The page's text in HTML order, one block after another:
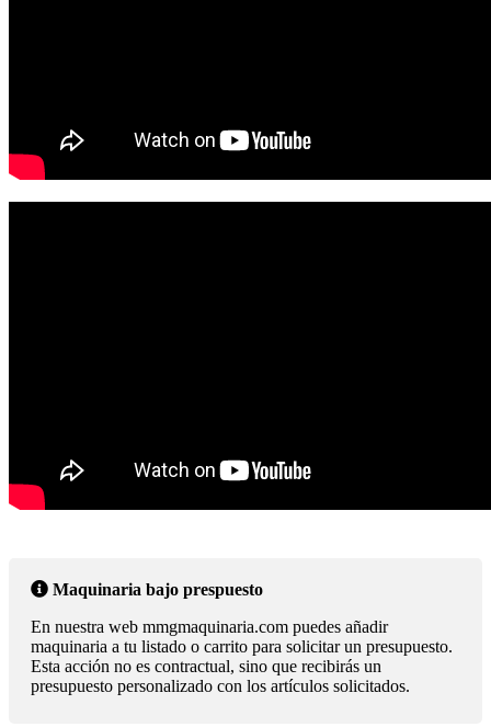
Maquinaria bajo prespuesto
En nuestra web mmgmaquinaria.com puedes añadir
maquinaria a tu listado o carrito para solicitar un presupuesto.
Esta acción no es contractual, sino que recibirás un
presupuesto personalizado con los artículos solicitados.